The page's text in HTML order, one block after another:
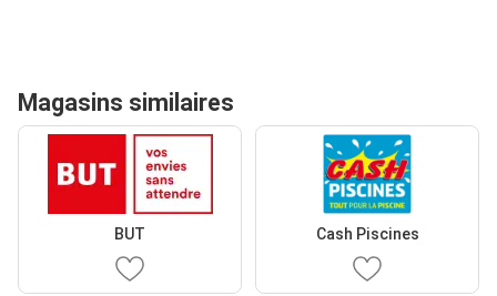
Magasins similaires
BUT Cash Piscines